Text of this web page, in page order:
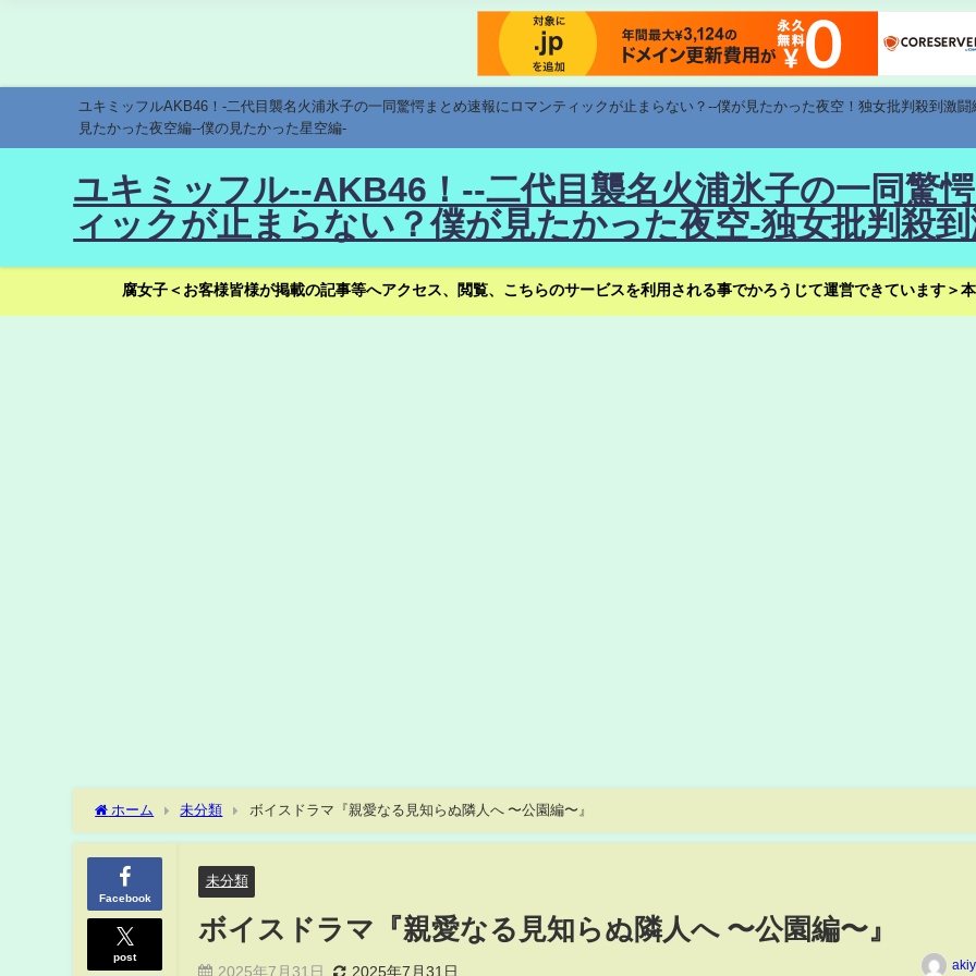
ユキミッフルAKB46！-二代目襲名火浦氷子の一同驚愕まとめ速報にロマンティックが止まらない？--僕が見たかった夜空！独女批判殺到激
見たかった夜空編--僕の見たかった星空編-
ユキミッフル--AKB46！--二代目襲名火浦氷子の一同驚
ィックが止まらない？僕が見たかった夜空-独女批判殺
腐女子＜お客様皆様が掲載の記事等へアクセス、閲覧、こちらのサービスを利用される事でかろうじて運営できています＞
ホーム 未分類 ボイスドラマ『親愛なる見知らぬ隣人へ 〜公園編〜』
Facebook
post
未分類
ボイスドラマ『親愛なる見知らぬ隣人へ 〜公園編〜』
2025年7月31日 2025年7月31日